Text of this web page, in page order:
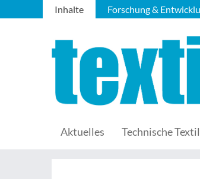
Inhalte Forschung &
Aktuelles Technische